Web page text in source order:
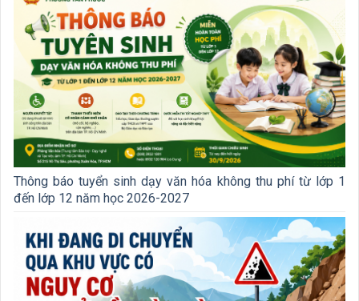
Thông báo tuyển sinh dạy văn hóa không thu phí từ lớp 1
đến lớp 12 năm học 2026-2027